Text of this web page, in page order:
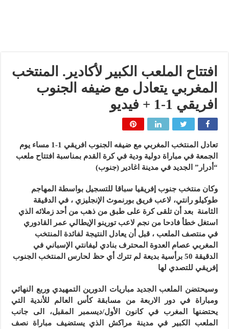
افتتاح الملعب الكبير لأكادير. المنتخب
المغربي يتعادل مع ضيفه الجنوب
افريقي 1-1 + فيديو
تعادل المنتخب المغربي مع ضيفه الجنوب افريقي 1-1 مساء يوم
الجمعة في مباراة دولية ودية في كرة القدم بمناسبة افتتاح ملعب
“أدرار” الجديد في مدينة اغادير (جنوب)
وكان منتخب جنوب إفريقيا سباقا للتسجيل بواسطة المهاجم
طوكيلو رانتي، لاعب فريق بورنموث الإنجليزي ، في الدقيقة
الثامنة بعد أن تلقى كرة على طبق من ذهب من أحد زملائه الذي
استغل خطأ فادحا من نجم لاعب تورينو الإيطالي عمر القادوري
في منتصف الملعب ، قبل أن يعادل النتيجة لفائدة المنتخب
المغربي عصام العدوة المحترف بنادي ليفانتي الإسباني في
الدقيقة 50 برأسية بديعة لم تترك أي حظ لحارس المنتخب الجنوب
إفريقي للتصدي لها
وسيحتضن الملعب الجديد مباريات الدورين التمهيدي وربع النهائي
ومباراة في دور الاربعة من مسابقة كأس العالم للأندية التي
يحتضنها المغرب في كانون الأول/ديسمبر المقبل، الى جانب
الملعب الكبير في مدينة مراكش الذي يستضيف مباراة نصف